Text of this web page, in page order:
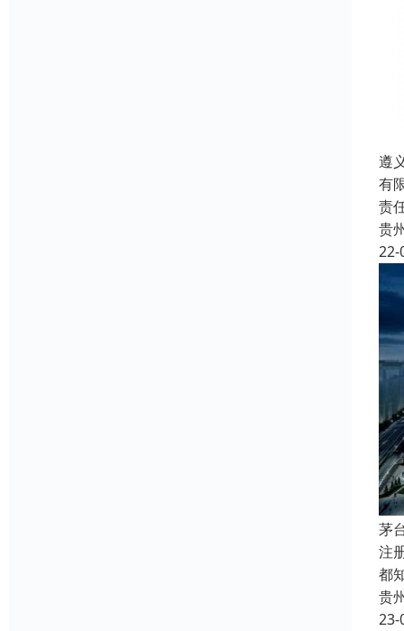
遵
有
责
贵
22-
茅
注
都
贵
23-